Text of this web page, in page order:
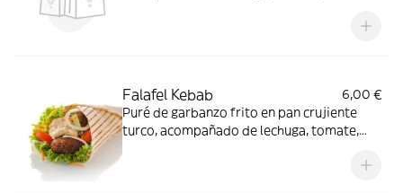
Falafel Kebab
6,00 €
Puré de garbanzo frito en pan crujiente
turco, acompañado de lechuga, tomate,